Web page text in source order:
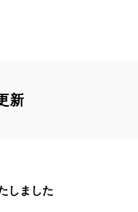
新
しました